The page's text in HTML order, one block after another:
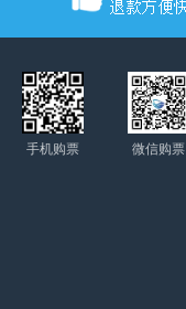
手机购票
微信购票